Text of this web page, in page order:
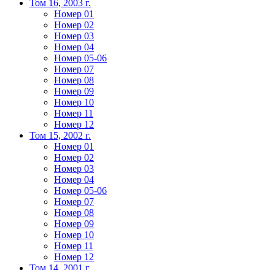
Том 16, 2003 г.
Номер 01
Номер 02
Номер 03
Номер 04
Номер 05-06
Номер 07
Номер 08
Номер 09
Номер 10
Номер 11
Номер 12
Том 15, 2002 г.
Номер 01
Номер 02
Номер 03
Номер 04
Номер 05-06
Номер 07
Номер 08
Номер 09
Номер 10
Номер 11
Номер 12
Том 14, 2001 г.